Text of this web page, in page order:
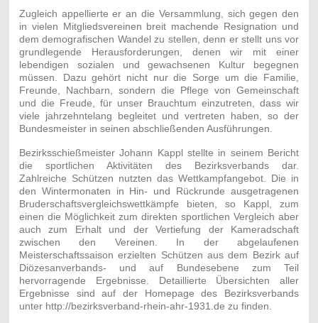
Zugleich appellierte er an die Versammlung, sich gegen den
in vielen Mitgliedsvereinen breit machende Resignation und
dem demografischen Wandel zu stellen, denn er stellt uns vor
grundlegende Herausforderungen, denen wir mit einer
lebendigen sozialen und gewachsenen Kultur begegnen
müssen. Dazu gehört nicht nur die Sorge um die Familie,
Freunde, Nachbarn, sondern die Pflege von Gemeinschaft
und die Freude, für unser Brauchtum einzutreten, dass wir
viele jahrzehntelang begleitet und vertreten haben, so der
Bundesmeister in seinen abschließenden Ausführungen.
Bezirksschießmeister Johann Kappl stellte in seinem Bericht
die sportlichen Aktivitäten des Bezirksverbands dar.
Zahlreiche Schützen nutzten das Wettkampfangebot. Die in
den Wintermonaten in Hin- und Rückrunde ausgetragenen
Bruderschaftsvergleichswettkämpfe bieten, so Kappl, zum
einen die Möglichkeit zum direkten sportlichen Vergleich aber
auch zum Erhalt und der Vertiefung der Kameradschaft
zwischen den Vereinen. In der abgelaufenen
Meisterschaftssaison erzielten Schützen aus dem Bezirk auf
Diözesanverbands- und auf Bundesebene zum Teil
hervorragende Ergebnisse. Detaillierte Übersichten aller
Ergebnisse sind auf der Homepage des Bezirksverbands
unter http://bezirksverband-rhein-ahr-1931.de zu finden.